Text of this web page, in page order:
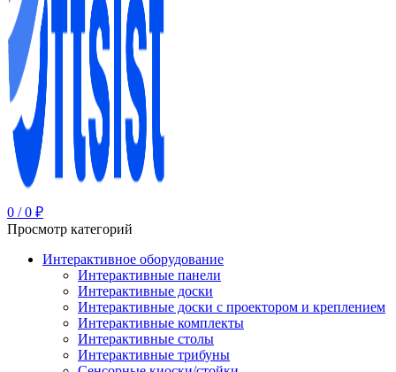
0 / 0 ₽
Просмотр категорий
Интерактивное оборудование
Интерактивные панели
Интерактивные доски
Интерактивные доски с проектором и креплением
Интерактивные комплекты
Интерактивные столы
Интерактивные трибуны